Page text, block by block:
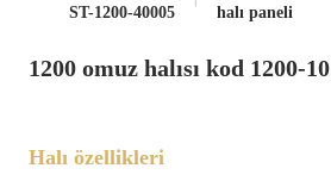
ST-1200-40005
halı paneli
1200 omuz halısı kod 1200-10
Halı özellikleri